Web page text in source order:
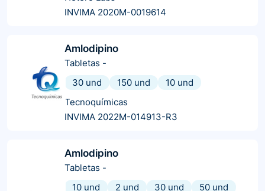
INVIMA 2020M-0019614
Amlodipino
Tabletas -
30 und
150 und
10 und
Tecnoquímicas
INVIMA 2022M-014913-R3
Amlodipino
Tabletas -
10 und
2 und 30 und 50 und